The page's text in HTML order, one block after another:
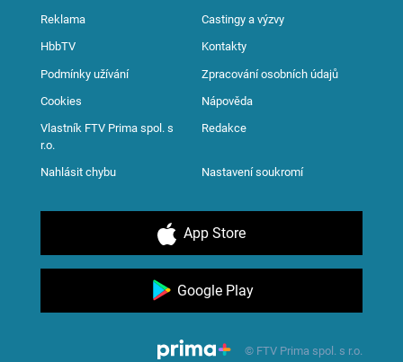
Reklama Castingy a výzvy
HbbTV Kontakty
Podmínky užívání Zpracování osobních údajů
Cookies Nápověda
Vlastník FTV Prima spol. s
r.o.
Redakce
Nahlásit chybu Nastavení soukromí
App Store
Google Play
© FTV Prima spol. s r.o.